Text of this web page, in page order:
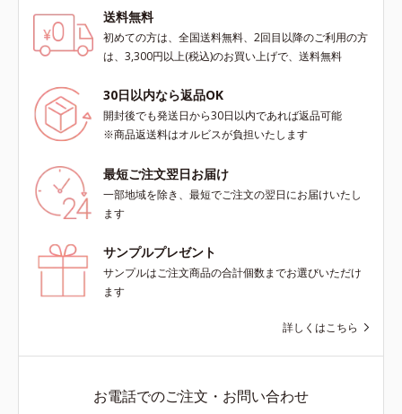
送料無料
初めての方は、全国送料無料、2回目以降のご利用の方
は、3,300円以上(税込)のお買い上げで、送料無料
30日以内なら返品OK
開封後でも発送日から30日以内であれば返品可能
※商品返送料はオルビスが負担いたします
最短ご注文翌日お届け
一部地域を除き、最短でご注文の翌日にお届けいたし
ます
サンプルプレゼント
サンプルはご注文商品の合計個数までお選びいただけ
ます
詳しくはこちら
お電話でのご注文・お問い合わせ